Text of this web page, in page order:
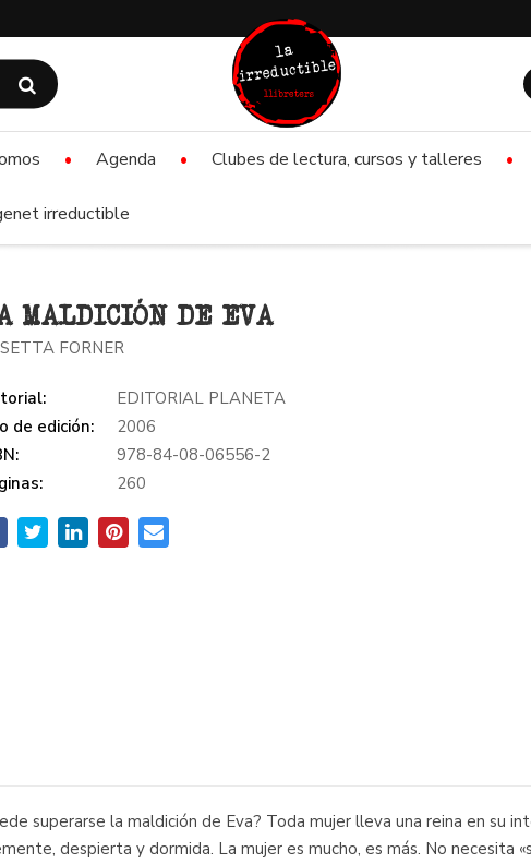
Agenda Clubes de lectura, cursos y talleres
irreductible
MALDICIÓN DE EVA
FORNER
EDITORIAL PLANETA
de edición:
2006
978-84-08-06556-2
260
superarse la maldición de Eva? Toda mujer lleva una reina en su
despierta y dormida. La mujer es mucho, es más. No necesita